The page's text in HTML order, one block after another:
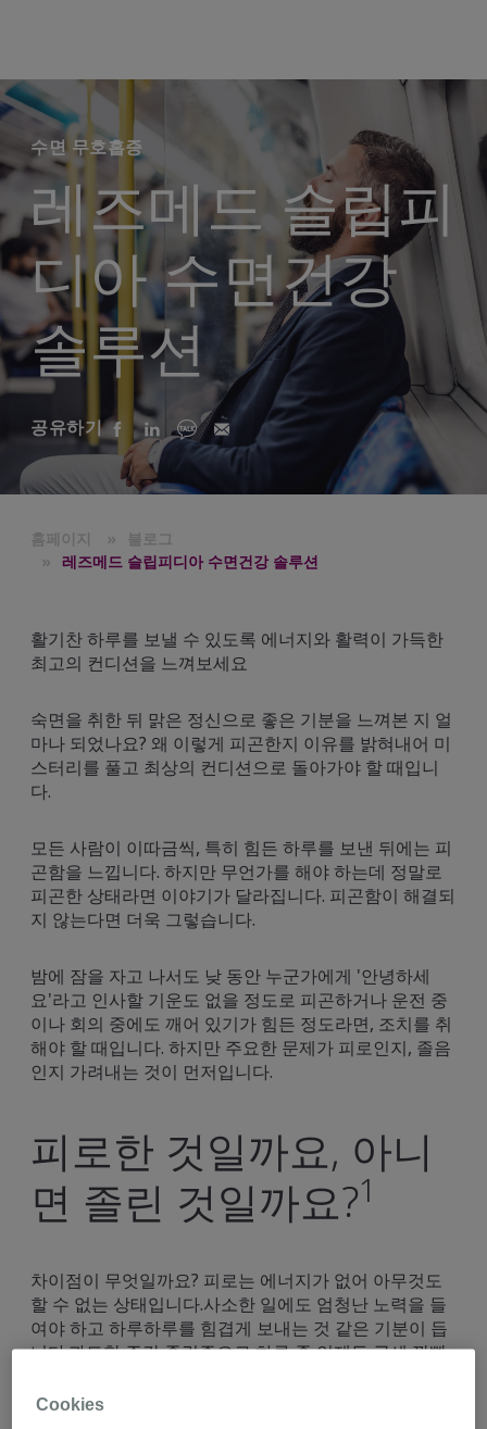
수면 무호흡증
레즈메드 슬립피
디아 수면건강
솔루션
공유하기
홈페이지
블로그
레즈메드 슬립피디아 수면건강 솔루션
활기찬 하루를 보낼 수 있도록 에너지와 활력이 가득한
최고의 컨디션을 느껴보세요
숙면을 취한 뒤 맑은 정신으로 좋은 기분을 느껴본 지 얼
마나 되었나요? 왜 이렇게 피곤한지 이유를 밝혀내어 미
스터리를 풀고 최상의 컨디션으로 돌아가야 할 때입니
다.
모든 사람이 이따금씩, 특히 힘든 하루를 보낸 뒤에는 피
곤함을 느낍니다. 하지만 무언가를 해야 하는데 정말로
피곤한 상태라면 이야기가 달라집니다. 피곤함이 해결되
지 않는다면 더욱 그렇습니다.
밤에 잠을 자고 나서도 낮 동안 누군가에게 '안녕하세
요'라고 인사할 기운도 없을 정도로 피곤하거나 운전 중
이나 회의 중에도 깨어 있기가 힘든 정도라면, 조치를 취
해야 할 때입니다. 하지만 주요한 문제가 피로인지, 졸음
인지 가려내는 것이 먼저입니다.
피로한 것일까요, 아니
면 졸린 것일까요?1
차이점이 무엇일까요? 피로는 에너지가 없어 아무것도
할 수 없는 상태입니다.사소한 일에도 엄청난 노력을 들
여야 하고 하루하루를 힘겹게 보내는 것 같은 기분이 듭
니다.과도한 주간 졸림증으로 하루 중 언제든 금세 깜빡
기억하는 데 문제가 있을 수 있습니다.
Cookies